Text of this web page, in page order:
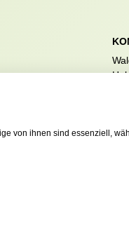
von ihnen sind essenziell,